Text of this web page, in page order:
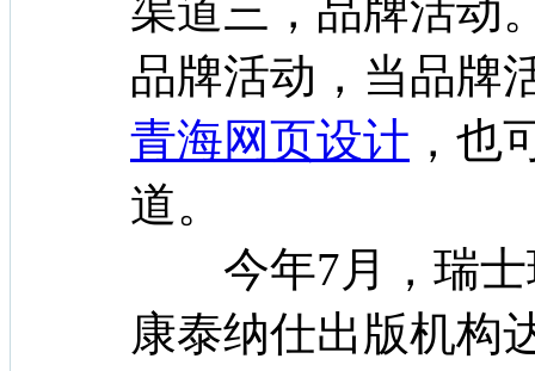
渠道三，品牌活动
品牌活动，当品牌
青海网页设计 ，也
道。
今年7月，瑞士
康泰纳仕出版机构